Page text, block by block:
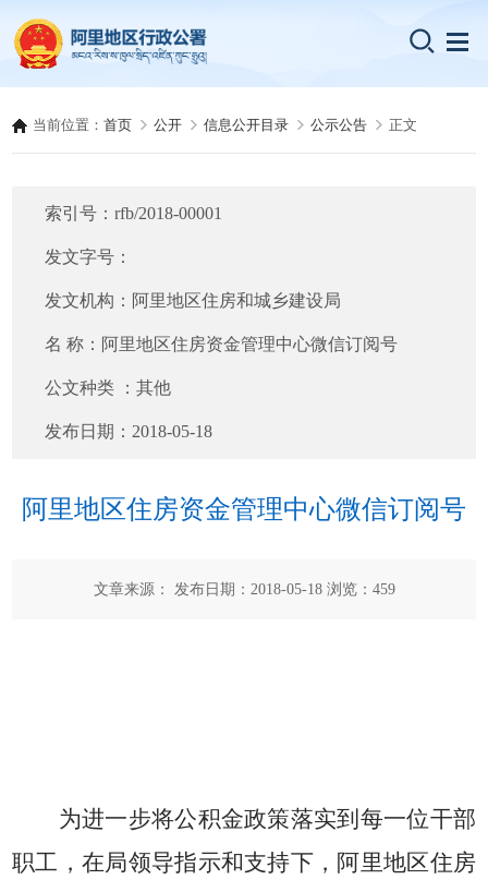
当前位置：首页 公开 信息公开目录 公示公告 正文
索引号：rfb/2018-00001
发文字号：
发文机构： 阿里地区住房和城乡建设局
名 称： 阿里地区住房资金管理中心微信订阅号
公文种类 ：其他
发布日期： 2018-05-18
阿里地区住房资金管理中心微信订阅号
文章来源： 发布日期：2018-05-18 浏览： 459
为进一步将公积金政策落实到每一位干部
职工，在局领导指示和支持下，阿里地区住房